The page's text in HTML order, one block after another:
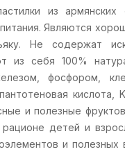
из
Являются
Не содержат
из себя 100%
фосфором,
кислота,
и полезные
детей и
и